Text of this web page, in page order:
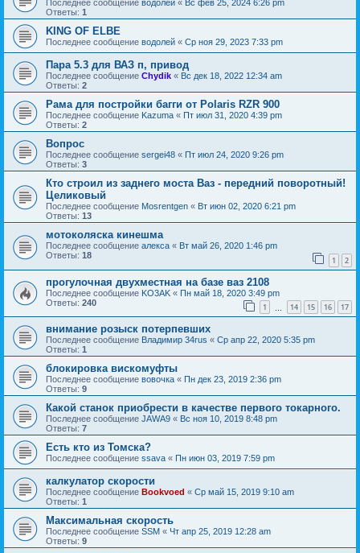
Последнее сообщение водолей « Вс фев 25, 2024 6:26 pm
Ответы: 1
KING OF ELBE
Последнее сообщение водолей « Ср ноя 29, 2023 7:33 pm
Пара 5.3 для ВАЗ п, привод
Последнее сообщение Chydik « Вс дек 18, 2022 12:34 am
Ответы: 2
Рама для постройки багги от Polaris RZR 900
Последнее сообщение Kazuma « Пт июл 31, 2020 4:39 pm
Ответы: 2
Вопрос
Последнее сообщение sergei48 « Пт июл 24, 2020 9:26 pm
Ответы: 3
Кто строил из заднего моста Ваз - передний поворотный!
Целиковый
Последнее сообщение Mosrentgen « Вт июн 02, 2020 6:21 pm
Ответы: 13
мотоколяска кинешма
Последнее сообщение алекса « Вт май 26, 2020 1:46 pm
Ответы: 18 1 2
прогулочная двухместная на базе ваз 2108
Последнее сообщение KO3AK « Пн май 18, 2020 3:49 pm
Ответы: 240 1 14 15 16 17
внимание розыск потерпевших
Последнее сообщение Владимир 34rus « Ср апр 22, 2020 5:35 pm
Ответы: 1
блокировка вискомуфты
Последнее сообщение вовочка « Пн дек 23, 2019 2:36 pm
Ответы: 9
Какой станок приобрести в качестве первого токарного.
Последнее сообщение JAWA9 « Вс ноя 10, 2019 8:48 pm
Ответы: 7
Есть кто из Томска?
Последнее сообщение ssava « Пн июн 03, 2019 7:59 pm
калкулатор скорости
Последнее сообщение Bookvoed « Ср май 15, 2019 9:10 am
Ответы: 1
Максимальная скорость
Последнее сообщение SSM « Чт апр 25, 2019 12:28 am
Ответы: 9